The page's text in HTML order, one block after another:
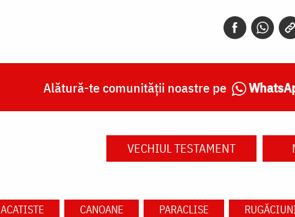
Alătură-te comunității noastre pe
VECHIUL TESTAMENT
ACATISTE CANOANE PARACLISE